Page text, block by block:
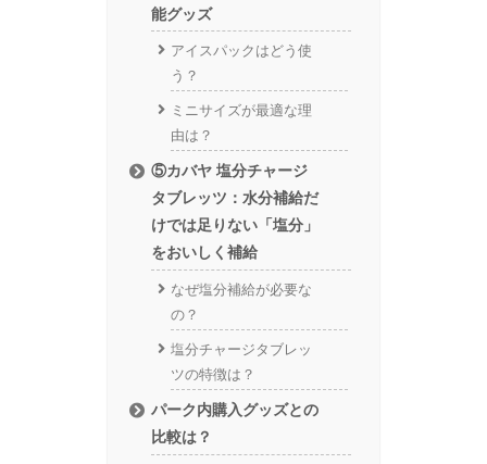
能グッズ
アイスパックはどう使
う？
ミニサイズが最適な理
由は？
⑤カバヤ 塩分チャージ
タブレッツ：水分補給だ
けでは足りない「塩分」
をおいしく補給
なぜ塩分補給が必要な
の？
塩分チャージタブレッ
ツの特徴は？
パーク内購入グッズとの
比較は？